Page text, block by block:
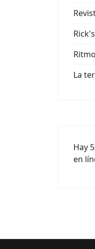
La
Hay
en